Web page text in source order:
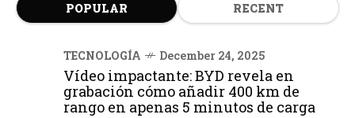
POPULAR RECENT
TECNOLOGÍA December 24, 2025
Vídeo impactante: BYD revela en
grabación cómo añadir 400 km de
rango en apenas 5 minutos de carga